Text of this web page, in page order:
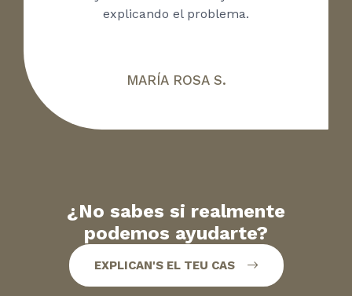
explicando el problema.
MARÍA ROSA S.
¿No sabes si realmente
podemos ayudarte?
EXPLICAN'S EL TEU CAS